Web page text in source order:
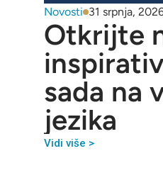
Novosti 31 srpnja,
Otkrijte
sada na
jezika
Vidi više >